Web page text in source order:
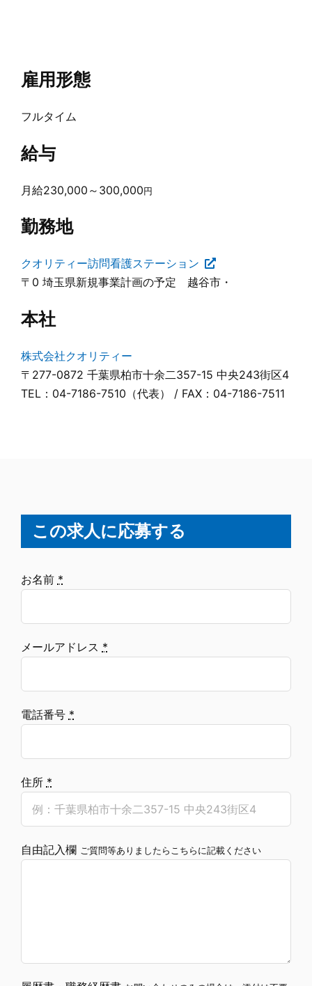
雇用形態
フルタイム
給与
月給230,000～300,000円
勤務地
クオリティー訪問看護ステーション
〒0 埼玉県新規事業計画の予定 越谷市・
本社
株式会社クオリティー
〒277-0872 千葉県柏市十余二357-15 中央243街区4
TEL：04-7186-7510（代表） / FAX：04-7186-7511
この求人に応募する
お名前 *
メールアドレス *
電話番号 *
住所 *
自由記入欄 ご質問等ありましたらこちらに記載ください